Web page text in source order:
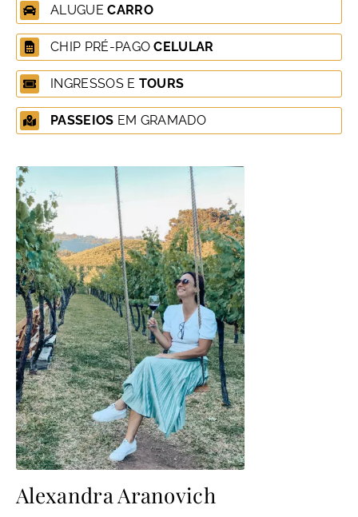
ALUGUECARRO
CHIP PRÉ-PAGOCELULAR
INGRESSOS E TOURS
PASSEIOS EM GRAMADO
Alexandra Aranovich